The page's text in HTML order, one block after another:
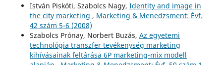
István Piskóti, Szabolcs Nagy, Identity and image in
the city marketing , Marketing & Menedzsment: Évf.
42 szám 5-6 (2008)
Szabolcs Prónay, Norbert Buzás, Az egyetemi
technológia transzfer tevékenység marketing
kihívásainak feltárása 6P marketing-mix modell